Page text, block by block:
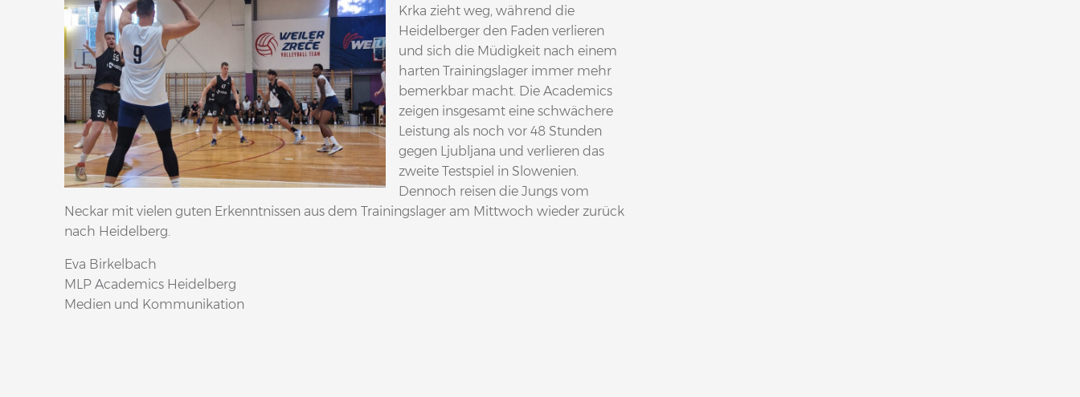
Krka zieht weg, während die
Heidelberger den Faden verlieren
und sich die Müdigkeit nach einem
harten Trainingslager immer mehr
bemerkbar macht. Die Academics
zeigen insgesamt eine schwächere
Leistung als noch vor 48 Stunden
gegen Ljubljana und verlieren das
zweite Testspiel in Slowenien.
Dennoch reisen die Jungs vom
Neckar mit vielen guten Erkenntnissen aus dem Trainingslager am Mittwoch wieder zurück
nach Heidelberg.
Eva Birkelbach
MLP Academics Heidelberg
Medien und Kommunikation